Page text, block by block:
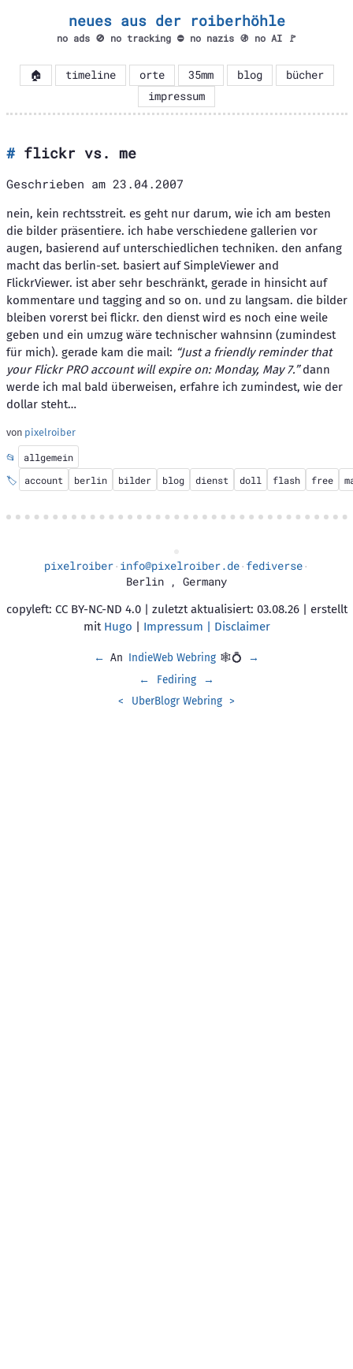
neues aus der roiberhöhle
no ads 🚫 no tracking ⛔ no nazis 🚯 no AI 🚩
🏠 timeline orte 35mm blog
bücher
impressum
flickr vs. me
Geschrieben am 23.04.2007
nein, kein rechtsstreit. es geht nur darum, wie ich am besten
die bilder präsentiere. ich habe verschiedene gallerien vor
augen, basierend auf unterschiedlichen techniken. den anfang
macht das berlin-set. basiert auf SimpleViewer and
FlickrViewer. ist aber sehr beschränkt, gerade in hinsicht auf
kommentare und tagging and so on. und zu langsam. die bilder
bleiben vorerst bei flickr. den dienst wird es noch eine weile
geben und ein umzug wäre technischer wahnsinn (zumindest
für mich). gerade kam die mail: “Just a friendly reminder that
your Flickr PRO account will expire on: Monday, May 7.”dann
werde ich mal bald überweisen, erfahre ich zumindest, wie der
dollar steht…
von pixelroiber
📂
allgemein
🏷️
account berlin bilder blog dienst doll flash free
pixelroiber· info@pixelroiber.de· fediverse·
Berlin , Germany
copyleft: CC BY-NC-ND 4.0 | zuletzt aktualisiert: 03.08.26 | erstellt
mit Hugo Impressum | Disclaimer
← An IndieWeb Webring 🕸💍
→
←
Fediring
→
<
UberBlogr Webring >